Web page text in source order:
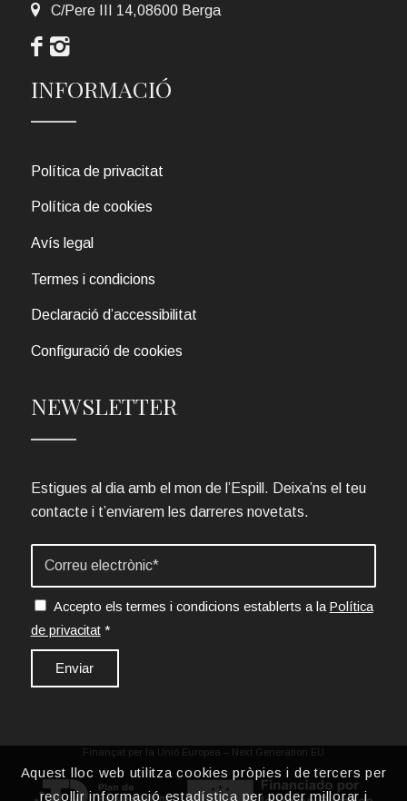
C/Pere III 14,08600 Berga
INFORMACIÓ
Política de privacitat
Política de cookies
Avís legal
Termes i condicions
Declaració d’accessibilitat
Configuració de cookies
NEWSLETTER
Estigues al dia amb el mon de l’Espill. Deixa’ns el teu
contacte i t’enviarem les darreres novetats.
Accepto els termes i condicions establerts a la Política
de privacitat *
Finançat per la Unió Europea – Next Generation EU
Aquest lloc web utilitza cookies pròpies i de tercers per
recollir informació estadística per poder millorar i